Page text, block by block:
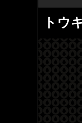
トウ